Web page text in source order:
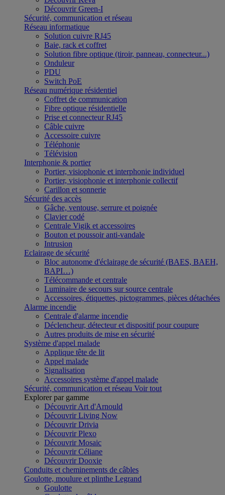
Découvrir Green-I
Sécurité, communication et réseau
Réseau informatique
Solution cuivre RJ45
Baie, rack et coffret
Solution fibre optique (tiroir, panneau, connecteur...)
Onduleur
PDU
Switch PoE
Réseau numérique résidentiel
Coffret de communication
Fibre optique résidentielle
Prise et connecteur RJ45
Câble cuivre
Accessoire cuivre
Téléphonie
Télévision
Interphonie & portier
Portier, visiophonie et interphonie individuel
Portier, visiophonie et interphonie collectif
Carillon et sonnerie
Sécurité des accès
Gâche, ventouse, serrure et poignée
Clavier codé
Centrale Vigik et accessoires
Bouton et poussoir anti-vandale
Intrusion
Eclairage de sécurité
Bloc autonome d'éclairage de sécurité (BAES, BAEH,
BAPI…)
Télécommande et centrale
Luminaire de secours sur source centrale
Accessoires, étiquettes, pictogrammes, pièces détachées
Alarme incendie
Centrale d'alarme incendie
Déclencheur, détecteur et dispositif pour coupure
Autres produits de mise en sécurité
Système d'appel malade
Applique tête de lit
Appel malade
Signalisation
Accessoires système d'appel malade
Sécurité, communication et réseau Voir tout
Explorer par gamme
Découvrir Art d'Arnould
Découvrir Living Now
Découvrir Drivia
Découvrir Plexo
Découvrir Mosaic
Découvrir Céliane
Découvrir Dooxie
Conduits et cheminements de câbles
Goulotte, moulure et plinthe Legrand
Goulotte